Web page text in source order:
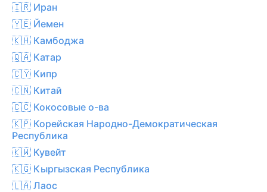
🇮🇷 Иран
🇾🇪 Йемен
🇰🇭 Камбоджа
🇶🇦 Катар
🇨🇾 Кипр
🇨🇳 Китай
🇨🇨 Кокосовые о-ва
🇰🇵 Корейская Народно-Демократическая
Республика
🇰🇼 Кувейт
🇰🇬 Кыргызская Республика
🇱🇦 Лаос